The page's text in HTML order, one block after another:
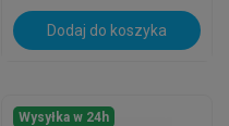
Dodaj do koszyka
Wysyłka w 24h